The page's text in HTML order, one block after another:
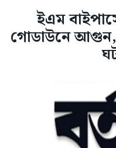
ইএম
গোডাউনে আগুন,